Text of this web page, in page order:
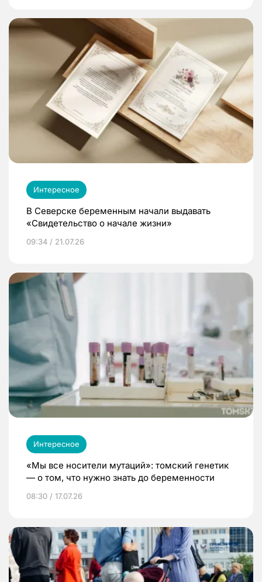
Интересное
В Северске беременным начали выдавать
«Свидетельство о начале жизни»
09:34 / 21.07.26
Интересное
«Мы все носители мутаций»: томский генетик
— о том, что нужно знать до беременности
08:30 / 17.07.26